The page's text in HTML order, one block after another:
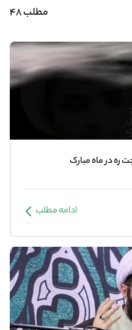
مطلب 48
ره در ماه مبارک
ادامه مطلب